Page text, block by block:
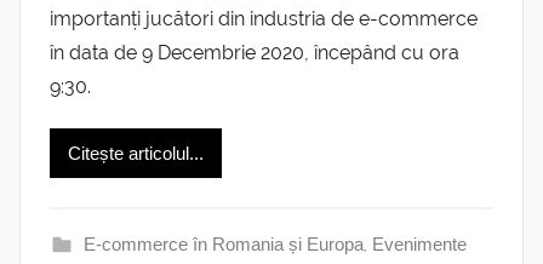
importanți jucători din industria de e-commerce
în data de 9 Decembrie 2020, începând cu ora
9:30.
Citește articolul...
E-commerce în Romania și Europa, Evenimente